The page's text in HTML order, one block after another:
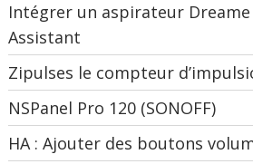
Intégrer un aspirateur Dreame
Assistant
Zipulses le compteur
NSPanel Pro 120 (SONOFF)
HA : Ajouter des boutons